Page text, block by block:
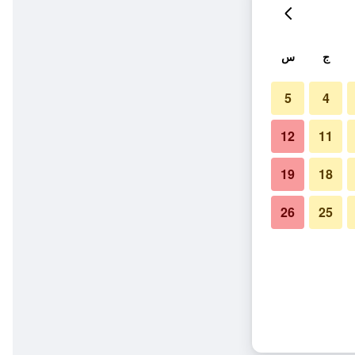
ج س
4
5
11
12
18
19
25
26